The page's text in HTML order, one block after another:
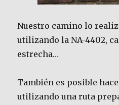
Nuestro camino lo
utilizando la NA-4402,
estrecha…
También es posible
utilizando una ruta